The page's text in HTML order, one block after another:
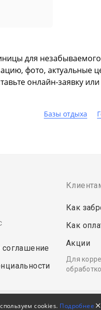
для
фото, актуальные
онлайн-заявку
Базы отдыха
соглашение
Как
Как
Акции
Для
cookies. Подробнее